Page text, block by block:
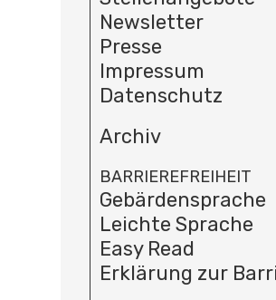
Newsletter
Presse
Impressum
Datenschutz
Archiv
BARRIEREFREIHEIT
Gebärdensprache
Leichte Sprache
Easy Read
Erklärung zur